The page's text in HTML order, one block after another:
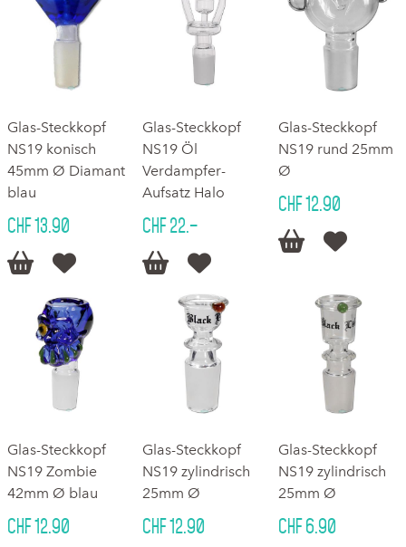
Glas-Steckkopf
NS19 konisch
45mm Ø Diamant
blau
CHF 13.90
 
Glas-Steckkopf
NS19 Öl
Verdampfer-
Aufsatz Halo
CHF 22.–
 
Glas-Steckkopf
NS19 rund 25mm
Ø
CHF 12.90
 
Glas-Steckkopf
NS19 Zombie
42mm Ø blau
CHF 12.90
Glas-Steckkopf
NS19 zylindrisch
25mm Ø
CHF 12.90
Glas-Steckkopf
NS19 zylindrisch
25mm Ø
CHF 6.90